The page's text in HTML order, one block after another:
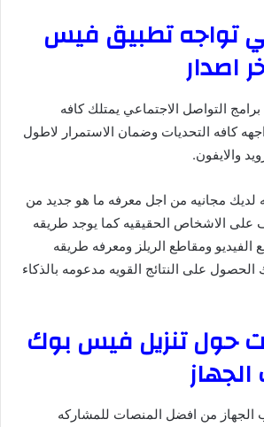
تواجه تطبيق فيس
التواصل الاجتماعي يمتلك كافه
كافه التحديات وضمان الاستمرار لاطول
والايفون.
لديك مجانيه من اجل معرفه ما هو جديد من
على الاشخاص الحقيقيه كما يوجد طريقه
ومقاطع الريلز ومعرفه طريقه
الحصول على النتائج القويه مدعومه بالذكاء
حول تنزيل فيس بوك
من افضل المنصات للمشاركه